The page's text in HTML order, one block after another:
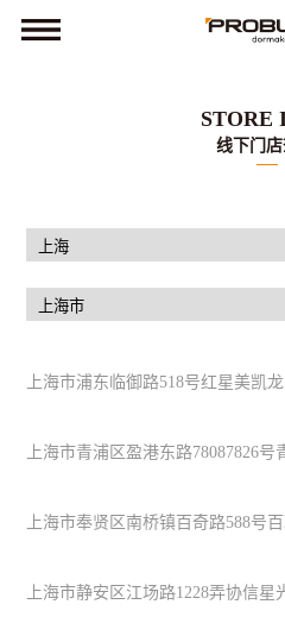
STORE
线下门
上海市浦东临御路518号红星美凯
上海市青浦区盈港东路78087826号
上海市奉贤区南桥镇百奇路588号
上海市静安区江场路1228弄协信星